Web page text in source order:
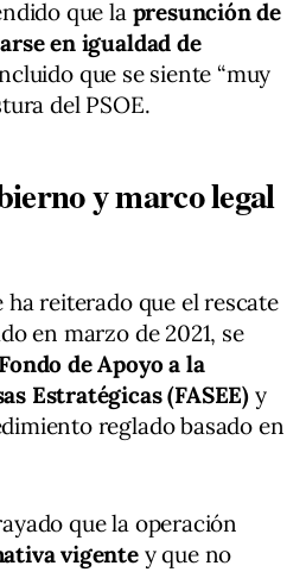
que la presunción de
en igualdad de
que se siente “muy
del PSOE.
y marco legal
ha reiterado que el rescate
en marzo de 2021, se
Fondo de Apoyo a la
Estratégicas (FASEE) y
reglado basado en
que la operación
vigentey que no